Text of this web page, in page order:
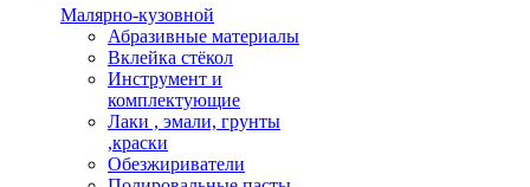
Малярно-кузовной
Абразивные материалы
Вклейка стёкол
Инструмент и
комплектующие
Лаки , эмали, грунты
,краски
Обезжириватели